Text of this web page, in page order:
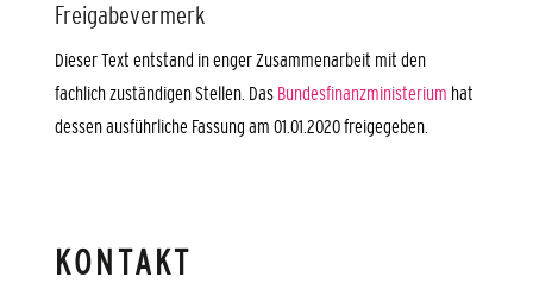
Freigabevermerk
Dieser Text entstand in enger Zusammenarbeit mit den
fachlich zuständigen Stellen. Das Bundesfinanzministerium hat
dessen ausführliche Fassung am 01.01.2020 freigegeben.
KONTAKT